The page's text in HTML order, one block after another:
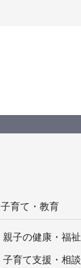
子育て・教育
親子の健康・福祉
子育て支援・相談